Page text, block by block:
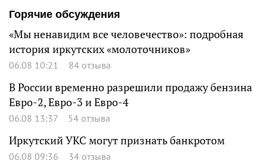
Горячие обсуждения
«Мы ненавидим все человечество»: подробная
история иркутских «молоточников»
06.08 10:21 84 отзыва
В России временно разрешили продажу бензина
Евро-2, Евро-3 и Евро-4
06.08 13:37 54 отзыва
Иркутский УКС могут признать банкротом
06.08 09:36 34 отзыва